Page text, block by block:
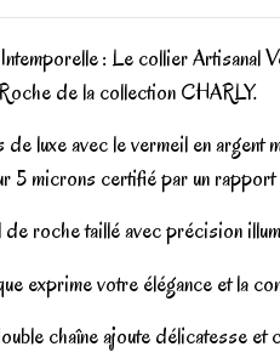
: Le collier Artisanal
de la collection CHARLY.
de luxe avec le vermeil en
5 microns certifié par un
roche taillé avec précision
exprime votre élégance et la
chaîne ajoute délicatesse et